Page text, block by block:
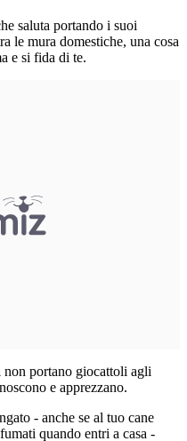
saluta portando i suoi
le mura domestiche, una cosa
e si fida di te.
portano giocattoli agli
e apprezzano.
- anche se al tuo cane
quando entri a casa -